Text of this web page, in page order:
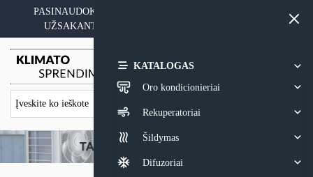
content
PASINAUDOKITE YPATINGAIS KAINOS PASIŪLYMAIS
UŽSAKANT ĮRANGĄ SU MONTAVIMO PASLAUGA
KATALOGAS
Oro kondicionieriai
Rekuperatoriai
Šildymas
Difuzoriai